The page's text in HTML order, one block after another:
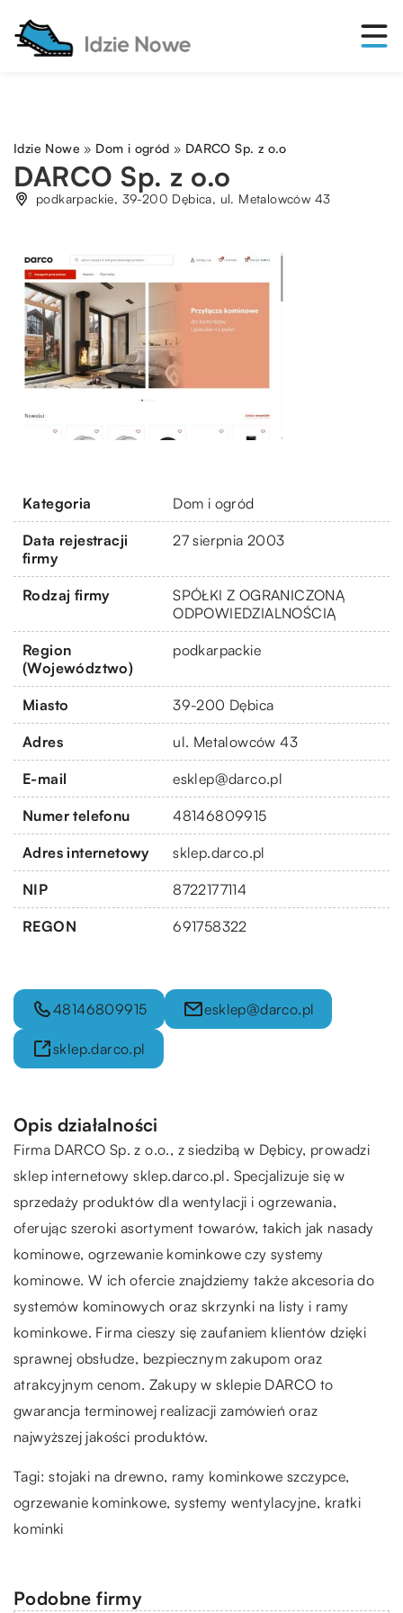
Idzie Nowe » Dom i ogród » DARCO Sp. z o.o
DARCO Sp. z o.o
podkarpackie, 39-200 Dębica, ul. Metalowców 43
Kategoria Dom i ogród
Data rejestracji
firmy
27 sierpnia 2003
Rodzaj firmy
SPÓŁKI Z OGRANICZONĄ
ODPOWIEDZIALNOŚCIĄ
Region
(Województwo)
podkarpackie
Miasto 39-200 Dębica
Adres ul. Metalowców 43
E-mail esklep@darco.pl
Numer telefonu 48146809915
Adres internetowy sklep.darco.pl
NIP 8722177114
REGON 691758322
48146809915 esklep@darco.pl
sklep.darco.pl
Opis działalności
Firma DARCO Sp. z o.o., z siedzibą w Dębicy, prowadzi
sklep internetowy sklep.darco.pl. Specjalizuje się w
sprzedaży produktów dla wentylacji i ogrzewania,
oferując szeroki asortyment towarów, takich jak nasady
kominowe, ogrzewanie kominkowe czy systemy
kominowe. W ich ofercie znajdziemy także akcesoria do
systemów kominowych oraz skrzynki na listy i ramy
kominkowe. Firma cieszy się zaufaniem klientów dzięki
sprawnej obsłudze, bezpiecznym zakupom oraz
atrakcyjnym cenom. Zakupy w sklepie DARCO to
gwarancja terminowej realizacji zamówień oraz
najwyższej jakości produktów.
Tagi: stojaki na drewno, ramy kominkowe szczypce,
ogrzewanie kominkowe, systemy wentylacyjne, kratki
kominki
Podobne firmy